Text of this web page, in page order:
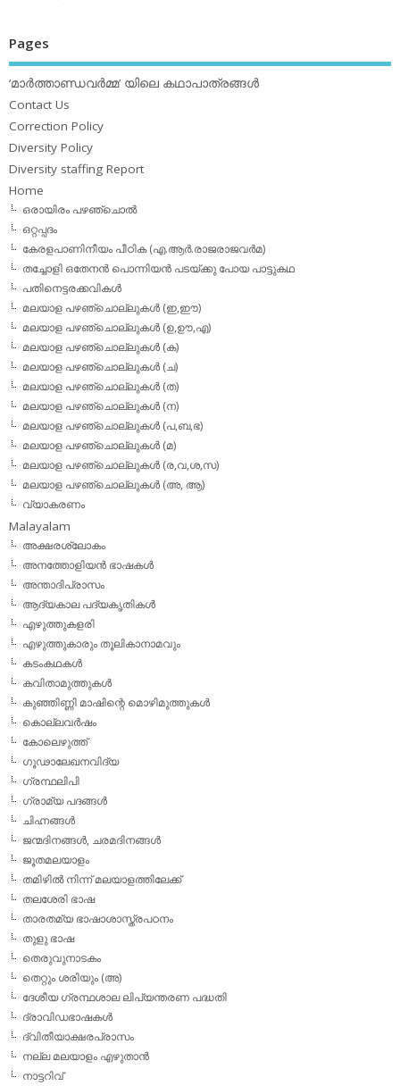
Pages
‘മാര്‍ത്താണ്ഡവര്‍മ്മ’ യിലെ കഥാപാത്രങ്ങള്‍
Contact Us
Correction Policy
Diversity Policy
Diversity staffing Report
Home
ഒരായിരം പഴഞ്ചൊല്‍
ഒറ്റപ്പദം
കേരളപാണിനീയം പീഠിക (എ.ആര്‍.രാജരാജവര്‍മ)
തച്ചോളി ഒതേനൻ പൊന്നിയൻ പടയ്‌ക്കു പോയ പാട്ടുകഥ
പതിനെട്ടരക്കവികള്‍
മലയാള പഴഞ്ചൊല്ലുകള്‍ (ഇ,ഈ)
മലയാള പഴഞ്ചൊല്ലുകള്‍ (ഉ,ഊ,എ)
മലയാള പഴഞ്ചൊല്ലുകള്‍ (ക)
മലയാള പഴഞ്ചൊല്ലുകള്‍ (ച)
മലയാള പഴഞ്ചൊല്ലുകള്‍ (ത)
മലയാള പഴഞ്ചൊല്ലുകള്‍ (ന)
മലയാള പഴഞ്ചൊല്ലുകള്‍ (പ,ബ,ഭ)
മലയാള പഴഞ്ചൊല്ലുകള്‍ (മ)
മലയാള പഴഞ്ചൊല്ലുകള്‍ (ര,വ,ശ,സ)
മലയാള പഴഞ്ചൊല്ലുകൾ (അ, ആ)
വ്യാകരണം
Malayalam
അക്ഷരശ്ലോകം
അനത്തോളിയന്‍ ഭാഷകള്‍
അന്താദിപ്രാസം
ആദ്യകാല പദ്യകൃതികള്‍
എഴുത്തുകളരി
എഴുത്തുകാരും തൂലികാനാമവും
കടംകഥകള്‍
കവിതാമുത്തുകള്‍
കുഞ്ഞിണ്ണി മാഷിന്റെ മൊഴിമുത്തുകള്‍
കൊല്ലവര്‍ഷം
കോലെഴുത്ത്
ഗൂഢാലേഖനവിദ്യ
ഗ്രന്ഥലിപി
ഗ്രാമ്യ പദങ്ങള്‍
ചിഹ്നങ്ങള്‍
ജന്മദിനങ്ങള്‍, ചരമദിനങ്ങള്‍
ജൂതമലയാളം
തമിഴില്‍ നിന്ന് മലയാളത്തിലേക്ക്
തലശേരി ഭാഷ
താരതമ്യ ഭാഷാശാസ്ത്രപഠനം
തുളു ഭാഷ
തെരുവുനാടകം
തെറ്റും ശരിയും (അ)
ദേശീയ ഗ്രന്ഥശാല ലിപ്യന്തരണ പദ്ധതി
ദ്രാവിഡഭാഷകള്‍
ദ്വിതീയാക്ഷരപ്രാസം
നല്ല മലയാളം എഴുതാന്‍
നാട്ടറിവ്